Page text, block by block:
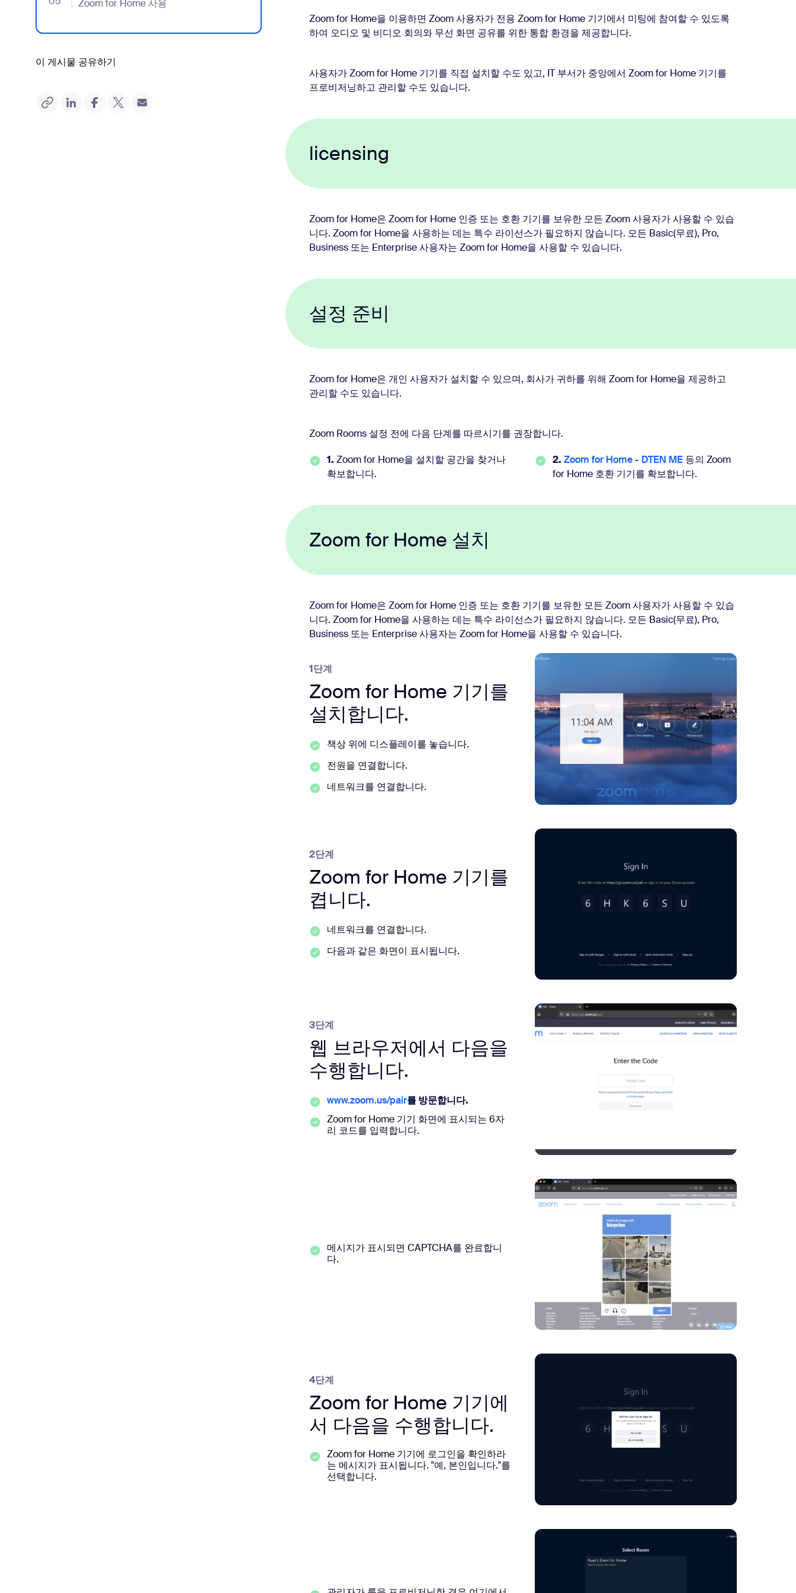
Zoom for Home 사용
이 게시물 공유하기
Zoom for Home을 이용하면 Zoom 사용자가 전용 Zoom for Home 기기에서 미팅에 참여할 수 있도록
하여 오디오 및 비디오 회의와 무선 화면 공유를 위한 통합 환경을 제공합니다.
사용자가 Zoom for Home 기기를 직접 설치할 수도 있고, IT 부서가 중앙에서 Zoom for Home 기기를
프로비저닝하고 관리할 수도 있습니다.
licensing
Zoom for Home은 Zoom for Home 인증 또는 호환 기기를 보유한 모든 Zoom 사용자가 사용할 수 있습
니다. Zoom for Home을 사용하는 데는 특수 라이선스가 필요하지 않습니다. 모든 Basic(무료), Pro,
Business 또는 Enterprise 사용자는 Zoom for Home을 사용할 수 있습니다.
설정 준비
Zoom for Home은 개인 사용자가 설치할 수 있으며, 회사가 귀하를 위해 Zoom for Home을 제공하고
관리할 수도 있습니다.
Zoom Rooms 설정 전에 다음 단계를 따르시기를 권장합니다.
1. Zoom for Home을 설치할 공간을 찾거나
확보합니다.
2. Zoom for Home - DTEN ME등의 Zoom
for Home 호환 기기를 확보합니다.
Zoom for Home 설치
Zoom for Home은 Zoom for Home 인증 또는 호환 기기를 보유한 모든 Zoom 사용자가 사용할 수 있습
니다. Zoom for Home을 사용하는 데는 특수 라이선스가 필요하지 않습니다. 모든 Basic(무료), Pro,
Business 또는 Enterprise 사용자는 Zoom for Home을 사용할 수 있습니다.
1단계
Zoom for Home 기기를
설치합니다.
책상 위에 디스플레이를 놓습니다.
전원을 연결합니다.
네트워크를 연결합니다.
2단계
Zoom for Home 기기를
켭니다.
네트워크를 연결합니다.
다음과 같은 화면이 표시됩니다.
3단계
웹 브라우저에서 다음을
수행합니다.
www.zoom.us/pair를 방문합니다.
Zoom for Home 기기 화면에 표시되는 6자
리 코드를 입력합니다.
메시지가 표시되면 CAPTCHA를 완료합니
다.
4단계
Zoom for Home 기기에
서 다음을 수행합니다.
Zoom for Home 기기에 로그인을 확인하라
는 메시지가 표시됩니다. "예, 본인입니다."를
선택합니다.